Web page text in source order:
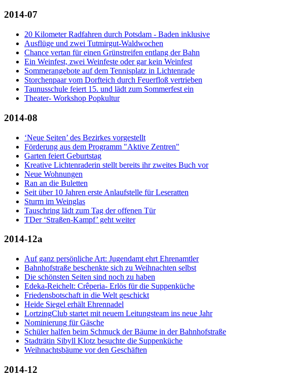
2014-07
20 Kilometer Radfahren durch Potsdam - Baden inklusive
Ausflüge und zwei Tutmirgut-Waldwochen
Chance vertan für einen Grünstreifen entlang der Bahn
Ein Weinfest, zwei Weinfeste oder gar kein Weinfest
Sommerangebote auf dem Tennisplatz in Lichtenrade
Storchenpaar vom Dorfteich durch Feuerfloß vertrieben
Taunusschule feiert 15. und lädt zum Sommerfest ein
Theater- Workshop Popkultur
2014-08
‘Neue Seiten’ des Bezirkes vorgestellt
Förderung aus dem Programm "Aktive Zentren"
Garten feiert Geburtstag
Kreative Lichtenraderin stellt bereits ihr zweites Buch vor
Neue Wohnungen
Ran an die Buletten
Seit über 10 Jahren erste Anlaufstelle für Leseratten
Sturm im Weinglas
Tauschring lädt zum Tag der offenen Tür
TDer ‘Straßen-Kampf’ geht weiter
2014-12a
Auf ganz persönliche Art: Jugendamt ehrt Ehrenamtler
Bahnhofstraße beschenkte sich zu Weihnachten selbst
Die schönsten Seiten sind noch zu haben
Edeka-Reichelt: Crêperia- Erlös für die Suppenküche
Friedensbotschaft in die Welt geschickt
Heide Siegel erhält Ehrennadel
LortzingClub startet mit neuem Leitungsteam ins neue Jahr
Nominierung für Gäsche
Schüler halfen beim Schmuck der Bäume in der Bahnhofstraße
Stadträtin Sibyll Klotz besuchte die Suppenküche
Weihnachtsbäume vor den Geschäften
2014-12